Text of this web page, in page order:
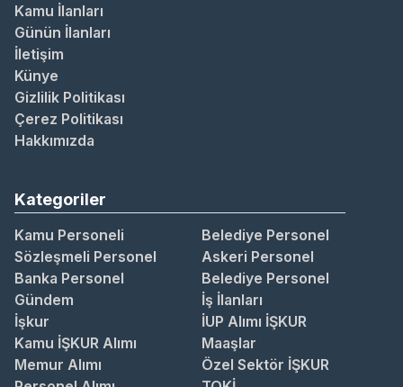
Kamu İlanları
Günün İlanları
İletişim
Künye
Gizlilik Politikası
Çerez Politikası
Hakkımızda
Kategoriler
Kamu Personeli
Belediye Personel
Sözleşmeli Personel
Askeri Personel
Banka Personel
Belediye Personel
Gündem
İş İlanları
İşkur
İUP Alımı İŞKUR
Kamu İŞKUR Alımı
Maaşlar
Memur Alımı
Özel Sektör İŞKUR